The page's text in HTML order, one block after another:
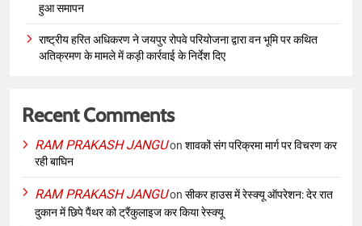
हुआ समापन
राष्ट्रीय हरित अधिकरण ने जयपुर रोपवे परियोजना द्वारा वन भूमि पर कथित
अतिक्रमण के मामले में कड़ी कार्रवाई के निर्देश दिए
Recent Comments
RAM PRAKASH JANGUon शावकों संग परिक्रमा मार्ग पर विचरण कर
रही बाघिन
RAM PRAKASH JANGUon सीकर हाउस में रेस्क्यू ऑपरेशन: देर रात
दुकान में छिपे पैंथर को ट्रैंकुलाइज कर किया रेस्क्यू